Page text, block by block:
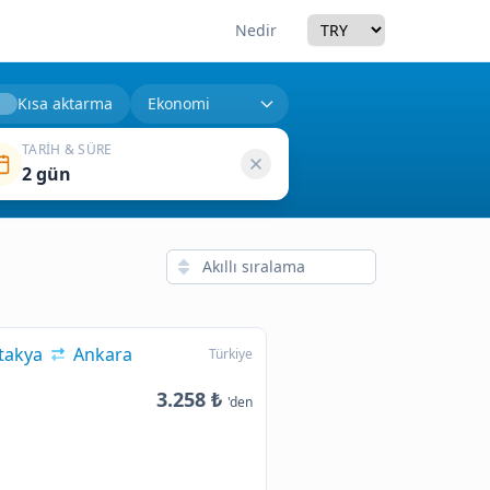
Nedir Currency
Kısa aktarma
TARIH & SÜRE
2 gün
Türkiye
Ankara
3.258 ₺ 'den